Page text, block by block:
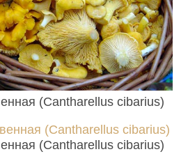
(Cantharellus cibarius)
(Cantharellus cibarius)